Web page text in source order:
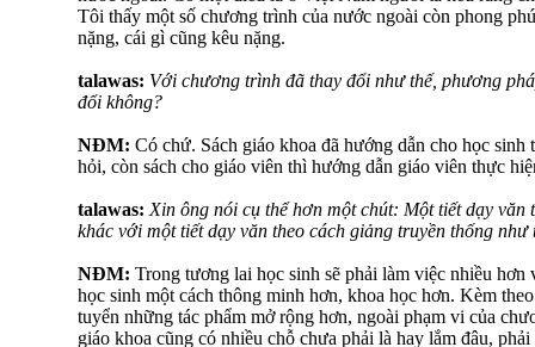
Tôi thấy một số chương trình của nước ngoài còn phong
nặng, cái gì cũng kêu nặng.
talawas: Với chương trình đã thay đổi như thế, phương
đổi không?
NĐM: Có chứ. Sách giáo khoa đã hướng dẫn cho học
hỏi, còn sách cho giáo viên thì hướng dẫn giáo viên thực
talawas: Xin ông nói cụ thể hơn một chút: Một tiết dạy
khác với một tiết dạy văn theo cách giảng truyền thống như
NĐM: Trong tương lai học sinh sẽ phải làm việc nhiều hơn
học sinh một cách thông minh hơn, khoa học hơn. Kèm
tuyển những tác phẩm mở rộng hơn, ngoài phạm vi của
giáo khoa cũng có nhiều chỗ chưa phải là hay lắm đâu,